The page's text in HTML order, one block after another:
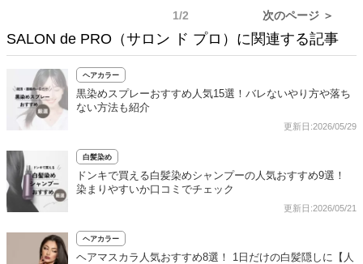
1/2 次のページ ＞
SALON de PRO（サロン ド プロ）に関連する記事
ヘアカラー
黒染めスプレーおすすめ人気15選！バレないやり方や落ち
ない方法も紹介
更新日:2026/05/29
白髪染め
ドンキで買える白髪染めシャンプーの人気おすすめ9選！
染まりやすいか口コミでチェック
更新日:2026/05/21
ヘアカラー
ヘアマスカラ人気おすすめ8選！ 1日だけの白髪隠しに【人